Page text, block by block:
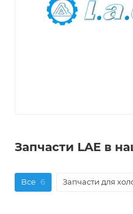
Запчасти LAE в
Все 6 Запчасти для